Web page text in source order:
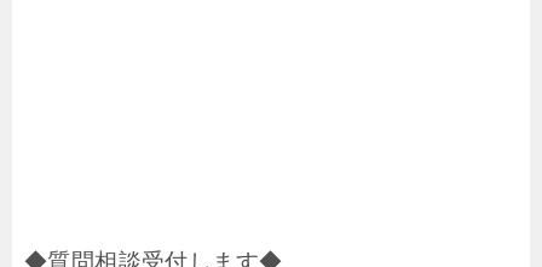
◆質問相談受付します◆